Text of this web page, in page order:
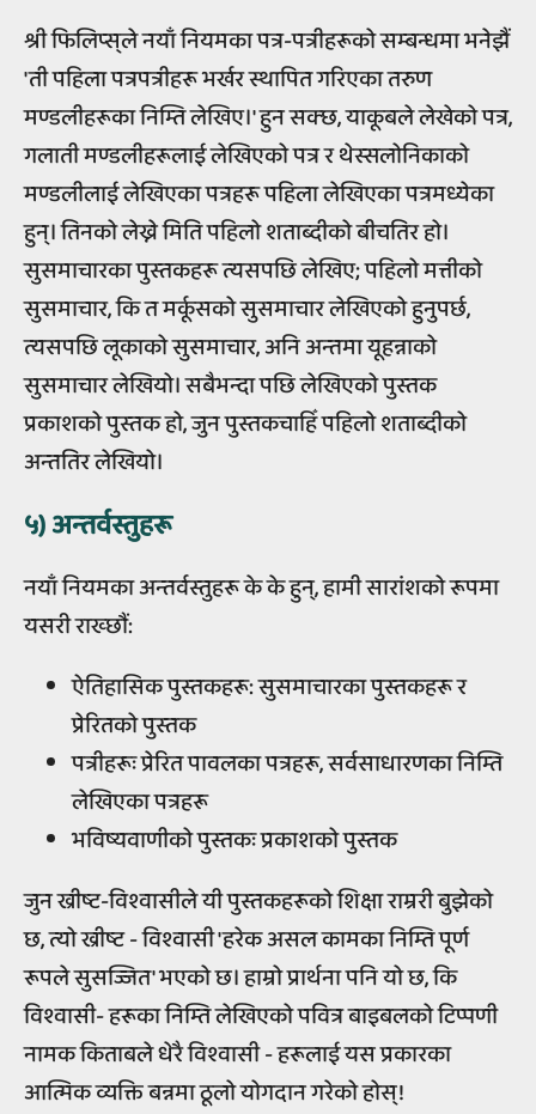
श्री फिलिप्स्‌ले नयाँ नियमका पत्र-पत्रीहरूको सम्बन्धमा भनेझैं
'ती पहिला पत्रपत्रीहरू भर्खर स्थापित गरिएका तरुण
मण्डलीहरूका निम्ति लेखिए।' हुन सक्छ, याकूबले लेखेको पत्र,
गलाती मण्डलीहरूलाई लेखिएको पत्र र थेस्सलोनिकाको
मण्डलीलाई लेखिएका पत्रहरू पहिला लेखिएका पत्रमध्येका
हुन्। तिनको लेख्ने मिति पहिलो शताब्दीको बीचतिर हो।
सुसमाचारका पुस्तकहरू त्यसपछि लेखिए; पहिलो मत्तीको
सुसमाचार, कि त मर्कूसको सुसमाचार लेखिएको हुनुपर्छ,
त्यसपछि लूकाको सुसमाचार, अनि अन्तमा यूहन्नाको
सुसमाचार लेखियो। सबैभन्दा पछि लेखिएको पुस्तक
प्रकाशको पुस्तक हो, जुन पुस्तकचाहिँ पहिलो शताब्दीको
अन्ततिर लेखियो।
५) अन्तर्वस्तुहरू
नयाँ नियमका अन्तर्वस्तुहरू के के हुन्, हामी सारांशको रूपमा
यसरी राख्छौं:
ऐतिहासिक पुस्तकहरू: सुसमाचारका पुस्तकहरू र
प्रेरितको पुस्तक
पत्रीहरूः प्रेरित पावलका पत्रहरू, सर्वसाधारणका निम्ति
लेखिएका पत्रहरू
भविष्यवाणीको पुस्तकः प्रकाशको पुस्तक
जुन ख्रीष्ट-विश्वासीले यी पुस्तकहरूको शिक्षा राम्ररी बुझेको
छ, त्यो ख्रीष्ट - विश्वासी 'हरेक असल कामका निम्ति पूर्ण
रूपले सुसज्जित' भएको छ। हाम्रो प्रार्थना पनि यो छ, कि
विश्वासी- हरूका निम्ति लेखिएको पवित्र बाइबलको टिप्पणी
नामक किताबले धेरै विश्वासी - हरूलाई यस प्रकारका
आत्मिक व्यक्ति बन्नमा ठूलो योगदान गरेको होस्!